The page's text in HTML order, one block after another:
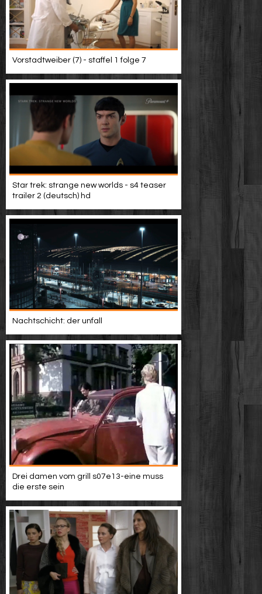
Vorstadtweiber (7) - staffel 1 folge 7
Star trek: strange new worlds - s4 teaser
trailer 2 (deutsch) hd
Nachtschicht: der unfall
Drei damen vom grill s07e13-eine muss
die erste sein